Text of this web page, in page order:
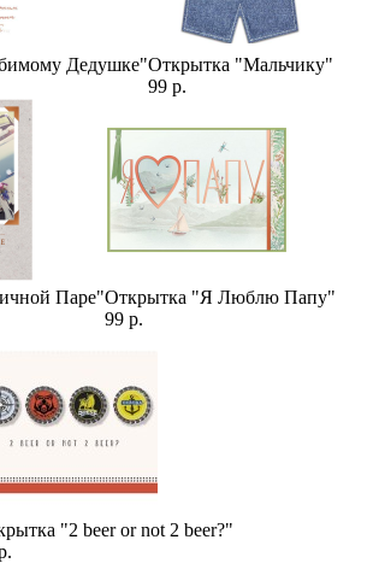
Дедушке"Открытка "Мальчику"
99 р.
Паре"Открытка "Я Люблю Папу"
99 р.
"2 beer or not 2 beer?"